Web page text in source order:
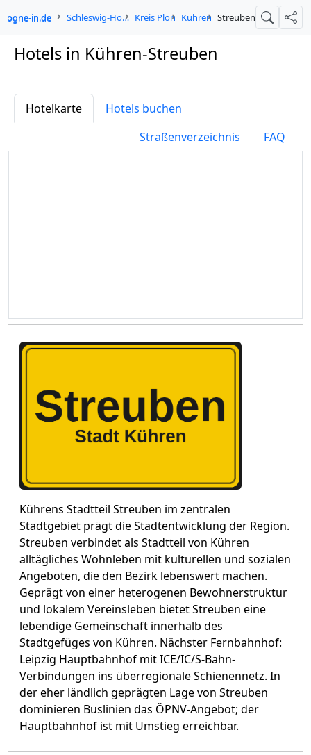
in.de Schleswig-Holstein Kreis Plön Kühren Streuben Suche
Hotels in Kühren-Streuben
Hotelkarte
Hotels buchen
Straßenverzeichnis
FAQ
Kührens Stadtteil Streuben im zentralen
Stadtgebiet prägt die Stadtentwicklung der Region.
Streuben verbindet als Stadtteil von Kühren
alltägliches Wohnleben mit kulturellen und sozialen
Angeboten, die den Bezirk lebenswert machen.
Geprägt von einer heterogenen Bewohnerstruktur
und lokalem Vereinsleben bietet Streuben eine
lebendige Gemeinschaft innerhalb des
Stadtgefüges von Kühren. Nächster Fernbahnhof:
Leipzig Hauptbahnhof mit ICE/IC/S-Bahn-
Verbindungen ins überregionale Schienennetz. In
der eher ländlich geprägten Lage von Streuben
dominieren Buslinien das ÖPNV-Angebot; der
Hauptbahnhof ist mit Umstieg erreichbar.